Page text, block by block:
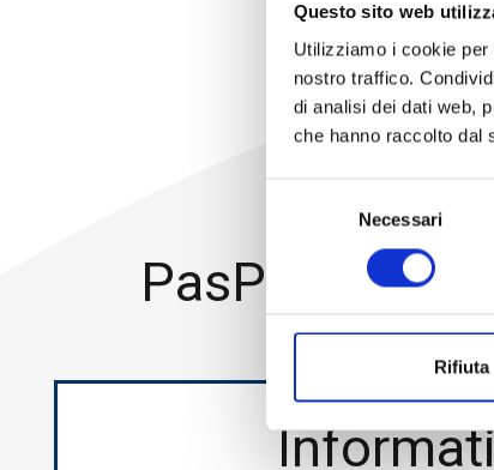
Questo sito web
Utilizziamo i cookie
nostro traffico.
di analisi dei dati web,
che hanno raccolto dal
Necessari
Rifiuta
PasPar_Goat